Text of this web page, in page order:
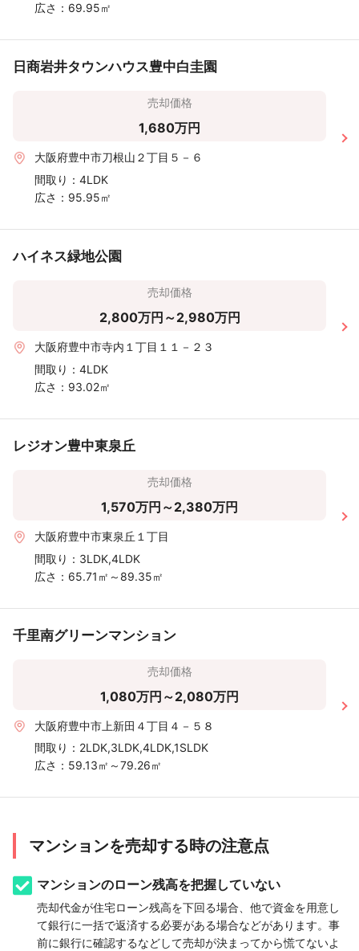
広さ： 69.95㎡
日商岩井タウンハウス豊中白圭園
売却価格
1,680万円
大阪府豊中市刀根山２丁目５－６
間取り： 4LDK
広さ： 95.95㎡
ハイネス緑地公園
売却価格
2,800万円～2,980万円
大阪府豊中市寺内１丁目１１－２３
間取り： 4LDK
広さ： 93.02㎡
レジオン豊中東泉丘
売却価格
1,570万円～2,380万円
大阪府豊中市東泉丘１丁目
間取り： 3LDK,4LDK
広さ： 65.71㎡～89.35㎡
千里南グリーンマンション
売却価格
1,080万円～2,080万円
大阪府豊中市上新田４丁目４－５８
間取り： 2LDK,3LDK,4LDK,1SLDK
広さ： 59.13㎡～79.26㎡
マンションを売却する時の注意点
マンションのローン残高を把握していない
売却代金が住宅ローン残高を下回る場合、他で資金を用意し
て銀行に一括で返済する必要がある場合などがあります。事
前に銀行に確認するなどして売却が決まってから慌てないよ